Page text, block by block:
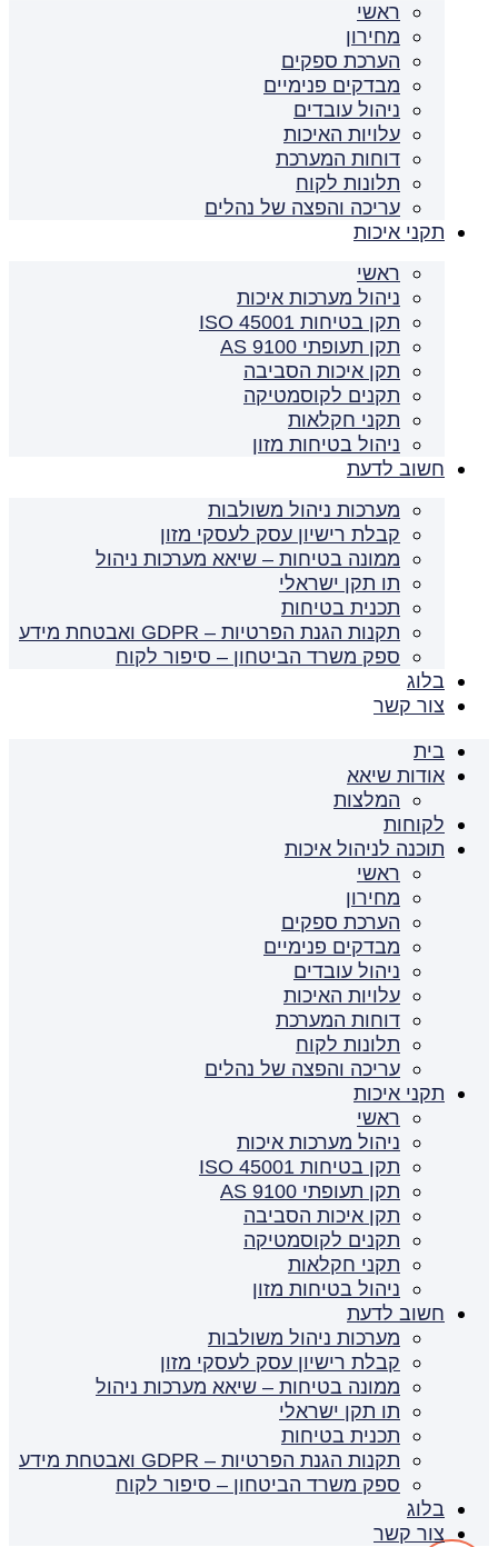
ראשי
מחירון
הערכת ספקים
מבדקים פנימיים
ניהול עובדים
עלויות האיכות
דוחות המערכת
תלונות לקוח
עריכה והפצה של נהלים
תקני איכות
ראשי
ניהול מערכות איכות
תקן בטיחות ISO 45001
תקן תעופתי AS 9100
תקן איכות הסביבה
תקנים לקוסמטיקה
תקני חקלאות
ניהול בטיחות מזון
חשוב לדעת
מערכות ניהול משולבות
קבלת רישיון עסק לעסקי מזון
ממונה בטיחות – שיאא מערכות ניהול
תו תקן ישראלי
תכנית בטיחות
תקנות הגנת הפרטיות – GDPR ואבטחת מידע
ספק משרד הביטחון – סיפור לקוח
בלוג
צור קשר
בית
אודות שיאא
המלצות
לקוחות
תוכנה לניהול איכות
ראשי
מחירון
הערכת ספקים
מבדקים פנימיים
ניהול עובדים
עלויות האיכות
דוחות המערכת
תלונות לקוח
עריכה והפצה של נהלים
תקני איכות
ראשי
ניהול מערכות איכות
תקן בטיחות ISO 45001
תקן תעופתי AS 9100
תקן איכות הסביבה
תקנים לקוסמטיקה
תקני חקלאות
ניהול בטיחות מזון
חשוב לדעת
מערכות ניהול משולבות
קבלת רישיון עסק לעסקי מזון
ממונה בטיחות – שיאא מערכות ניהול
תו תקן ישראלי
תכנית בטיחות
תקנות הגנת הפרטיות – GDPR ואבטחת מידע
ספק משרד הביטחון – סיפור לקוח
בלוג
צור קשר